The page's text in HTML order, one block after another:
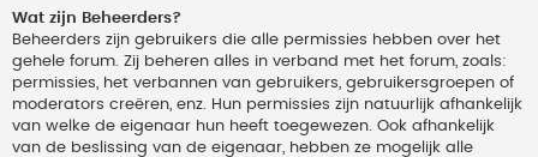
Wat zijn Beheerders?
Beheerders zijn gebruikers die alle permissies hebben over het
gehele forum. Zij beheren alles in verband met het forum, zoals:
permissies, het verbannen van gebruikers, gebruikersgroepen of
moderators creëren, enz. Hun permissies zijn natuurlijk afhankelijk
van welke de eigenaar hun heeft toegewezen. Ook afhankelijk
van de beslissing van de eigenaar, hebben ze mogelijk alle